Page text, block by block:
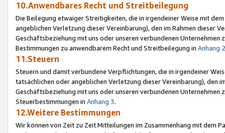
10.Anwendbares Recht und Streitbeilegung
Die Beilegung etwaiger Streitigkeiten, die in irgendeiner Weise mit
angeblichen Verletzung dieser Vereinbarung), den im Rahmen dieser
Geschäftsbeziehung mit uns oder unseren verbundenen
Bestimmungen zu anwendbarem Recht und Streitbeilegung in Anhang 2
11.Steuern
Steuern und damit verbundene Verpflichtungen, die in irgendeiner
tatsächlichen oder angeblichen Verletzung dieser Vereinbarung), den
Geschäftsbeziehung mit uns oder unseren verbundenen
Steuerbestimmungen in Anhang 3.
12.Weitere Bestimmungen
Wir können von Zeit zu Zeit Mitteilungen im Zusammenhang mit dem